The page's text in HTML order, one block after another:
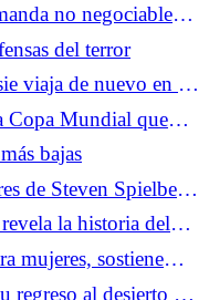
no negociable
del terror
viaja de nuevo en la
Copa Mundial que
deberían
bajas
de Steven Spielberg
sus
la historia del
mujeres, sostiene
regreso al desierto (y